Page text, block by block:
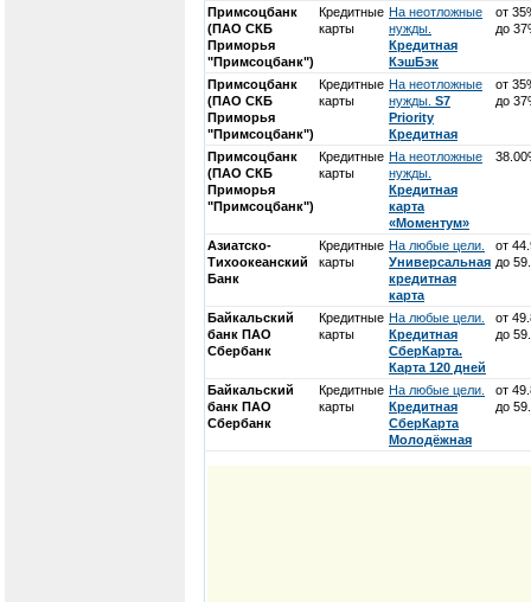
Примсоцбанк
(ПАО СКБ
Приморья
"Примсоцбанк")
Кредитные
карты
На неотложные
нужды.
Кредитная
КэшБэк
от
до
Примсоцбанк
(ПАО СКБ
Приморья
"Примсоцбанк")
Кредитные
карты
На неотложные
нужды. S7
Priority
Кредитная
от
до
Примсоцбанк
(ПАО СКБ
Приморья
"Примсоцбанк")
Кредитные
карты
На неотложные
нужды.
Кредитная
карта
«Моментум»
Азиатско-
Тихоокеанский
Банк
Кредитные
карты
На любые цели.
Универсальная
кредитная
карта
от
до
Байкальский
банк ПАО
Сбербанк
Кредитные
карты
На любые цели.
Кредитная
СберКарта.
Карта 120 дней
от
до
Байкальский
банк ПАО
Сбербанк
Кредитные
карты
На любые цели.
Кредитная
СберКарта
Молодёжная
от
до